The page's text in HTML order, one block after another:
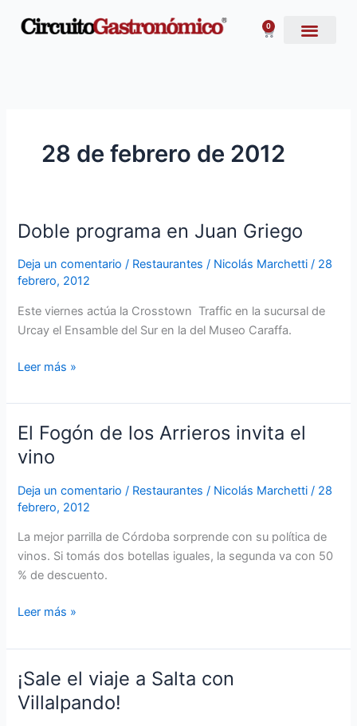
0
Carrito
28 de febrero de 2012
Doble programa en Juan Griego
Deja un comentario / Restaurantes / Nicolás Marchetti/ 28
febrero, 2012
Este viernes actúa la Crosstown Traffic en la sucursal de
Urcay el Ensamble del Sur en la del Museo Caraffa.
Doble
en
Juan
Griego
Leer más »
El Fogón de los Arrieros invita el
vino
Deja un comentario / Restaurantes / Nicolás Marchetti/ 28
febrero, 2012
La mejor parrilla de Córdoba sorprende con su política de
vinos. Si tomás dos botellas iguales, la segunda va con 50
% de descuento.
El
Fogón
los
Arrieros
el
vino
Leer más »
¡Sale el viaje a Salta con
Villalpando!
¡Sale
el